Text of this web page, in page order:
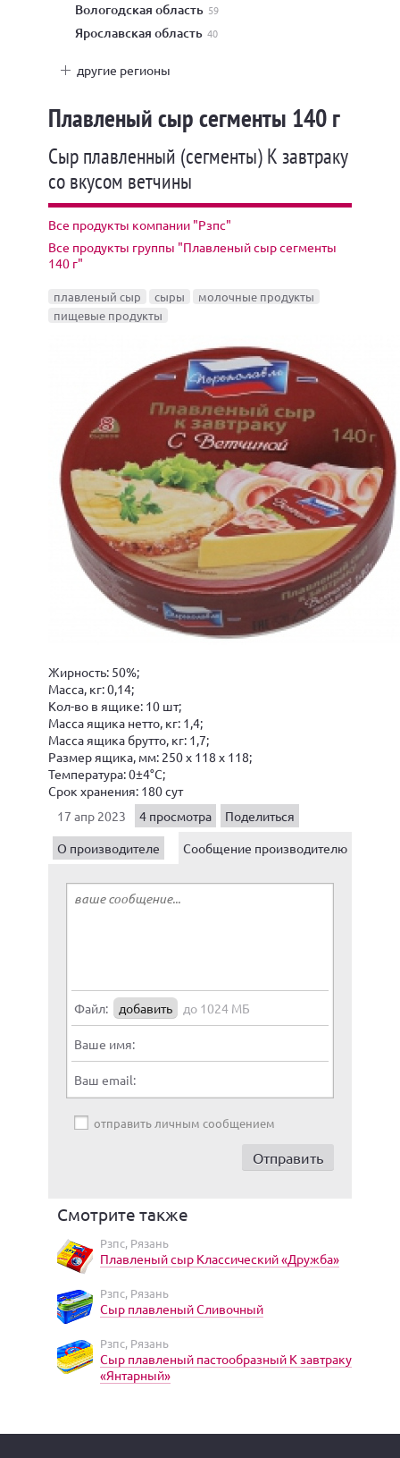
Вологодская область 59
Ярославская область 40
другие регионы
Плавленый сыр сегменты 140 г
Сыр плавленный (сегменты) К завтраку
со вкусом ветчины
Все продукты компании "Рзпс"
Все продукты группы "Плавленый сыр сегменты
140 г"
плавленый сыр сыры
молочные продукты
пищевые продукты
Жирность: 50%;
Масса, кг: 0,14;
Кол-во в ящике: 10 шт;
Масса ящика нетто, кг: 1,4;
Масса ящика брутто, кг: 1,7;
Размер ящика, мм: 250 x 118 x 118;
Температура: 0±4°С;
Срок хранения: 180 сут
17 апр 2023
4 просмотра
Поделиться
О производителе
Сообщение производителю
Файл: добавить до 1024 МБ
Ваше имя:
Ваш email:
отправить личным сообщением
Смотрите также
Рзпс, Рязань
Плавленый сыр Классический «Дружба»
Рзпс, Рязань
Сыр плавленый Сливочный
Рзпс, Рязань
Сыр плавленый пастообразный К завтраку
«Янтарный»